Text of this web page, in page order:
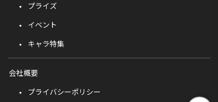
プライズ
イベント
キャラ特集
会社概要
プライバシーポリシー